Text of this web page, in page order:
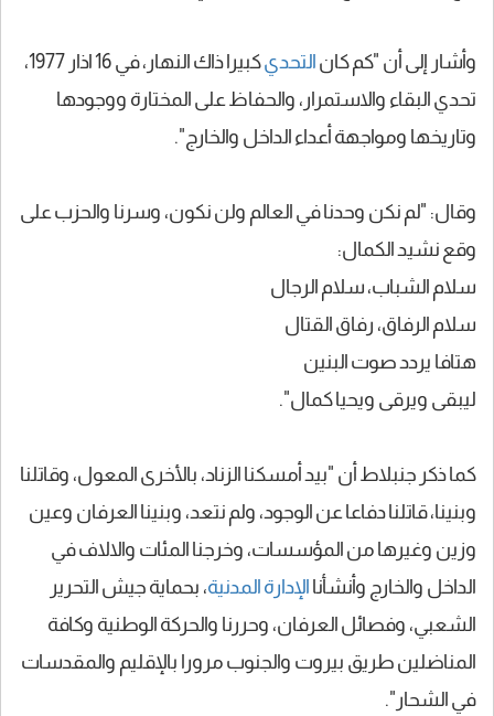
وأشار إلى أن "كم كان التحدي
كبيرا ذاك النهار، في 16 اذار 1977،
تحدي البقاء والاستمرار، والحفاظ على المختارة ووجودها
وتاريخها ومواجهة أعداء الداخل والخارج".
وقال: "لم نكن وحدنا في العالم ولن نكون، وسرنا والحزب على
وقع نشيد الكمال:
سلام الشباب، سلام الرجال
سلام الرفاق، رفاق القتال
هتافا يردد صوت البنين
ليبقى ويرقى ويحيا كمال".
كما ذكر جنبلاط أن "بيد أمسكنا الزناد، بالأخرى المعول، وقاتلنا
وبنينا، قاتلنا دفاعا عن الوجود، ولم نتعد، وبنينا العرفان وعين
وزين وغيرها من المؤسسات، وخرجنا المئات والالاف في
الداخل والخارج وأنشأنا الإدارة المدنية، بحماية جيش التحرير
الشعبي، وفصائل العرفان، وحررنا والحركة الوطنية وكافة
المناضلين طريق بيروت والجنوب مرورا بالإقليم والمقدسات
في الشحار".